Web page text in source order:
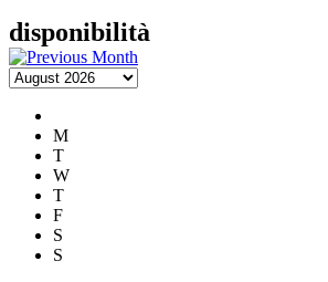
disponibilità
M
T
W
T
F
S
S